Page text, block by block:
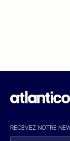
RECEVEZ NOTRE